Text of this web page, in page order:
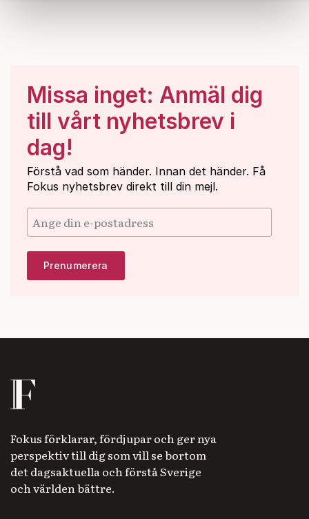
Missa inget: Anmäl dig
till vårt nyhetsbrev i
dag!
Förstå vad som händer. Innan det händer. Få
Fokus nyhetsbrev direkt till din mejl.
Fokus förklarar, fördjupar och ger nya
perspektiv till dig som vill se bortom
det dagsaktuella och förstå Sverige
och världen bättre.